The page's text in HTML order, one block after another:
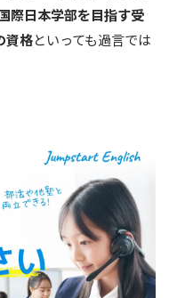
際日本学部を目指す受
資格といっても過言では